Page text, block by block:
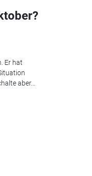
Er hat
aber...